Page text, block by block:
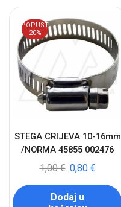
POPUST
20%
STEGA CRIJEVA 10-16mm
/NORMA 45855 002476
1,00€ 0,80 €
Dodaj u